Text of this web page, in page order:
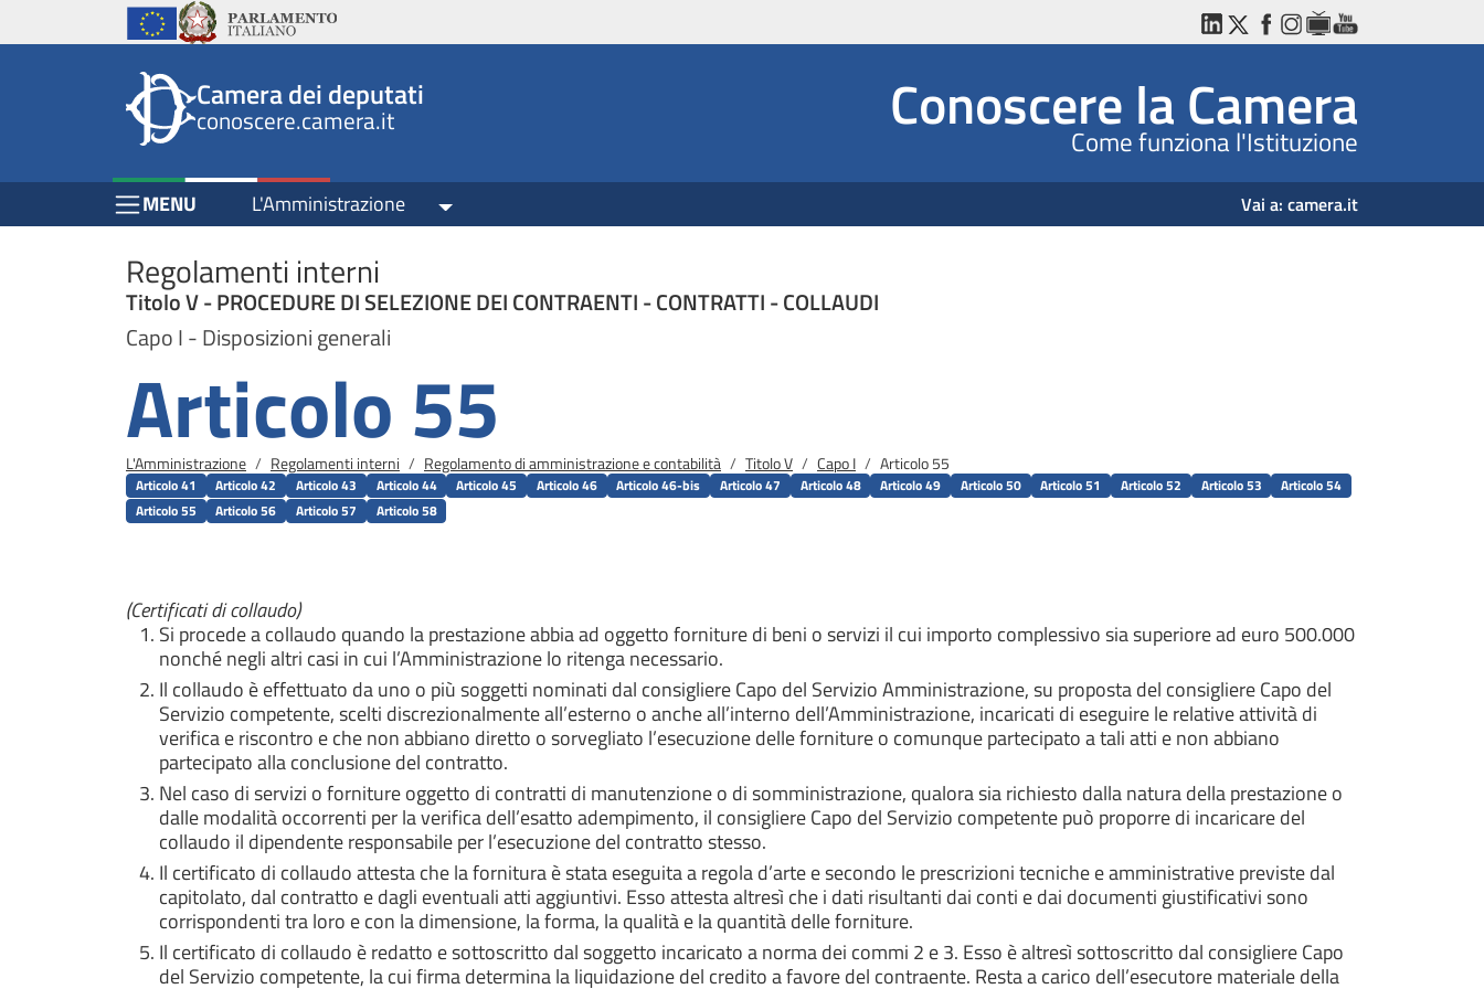
Salta al contenuto principale
Salta al menu di navigazione
top
Istituzioni
Unione EuropeaParlamento Italiano LinkedInTwitterFacebookInstagram
WebTVYouTube
Camera dei deputati
conoscere.camera.it Conoscere la Camera
Come funziona l'Istituzione
Menu Bar block
MENU L'Amministrazione Toggle Dropdown Vai a: camera.it
Regolamenti interni
Titolo V - PROCEDURE DI SELEZIONE DEI CONTRAENTI - CONTRATTI - COLLAUDI
Capo I - Disposizioni generali
Articolo 55
Briciole di pane
L'Amministrazione Regolamenti interni Regolamento di amministrazione e contabilità Titolo V Capo I Articolo 55
Articolo 41 Articolo 42 Articolo 43 Articolo 44 Articolo 45 Articolo 46 Articolo 46-bis Articolo 47 Articolo 48 Articolo 49 Articolo 50 Articolo 51 Articolo 52 Articolo 53
Articolo 54
Articolo 55
Articolo 56 Articolo 57 Articolo 58
(Certificati di collaudo)
Si procede a collaudo quando la prestazione abbia ad oggetto forniture di beni o servizi il cui importo complessivo sia superiore ad euro 500.000
nonché negli altri casi in cui l’Amministrazione lo ritenga necessario.
Il collaudo è effettuato da uno o più soggetti nominati dal consigliere Capo del Servizio Amministrazione, su proposta del consigliere Capo del
Servizio competente, scelti discrezionalmente all’esterno o anche all’interno dell’Amministrazione, incaricati di eseguire le relative attività di
verifica e riscontro e che non abbiano diretto o sorvegliato l’esecuzione delle forniture o comunque partecipato a tali atti e non abbiano
partecipato alla conclusione del contratto.
Nel caso di servizi o forniture oggetto di contratti di manutenzione o di somministrazione, qualora sia richiesto dalla natura della prestazione o
dalle modalità occorrenti per la verifica dell’esatto adempimento, il consigliere Capo del Servizio competente può proporre di incaricare del
collaudo il dipendente responsabile per l’esecuzione del contratto stesso.
Il certificato di collaudo attesta che la fornitura è stata eseguita a regola d’arte e secondo le prescrizioni tecniche e amministrative previste dal
capitolato, dal contratto e dagli eventuali atti aggiuntivi. Esso attesta altresì che i dati risultanti dai conti e dai documenti giustificativi sono
corrispondenti tra loro e con la dimensione, la forma, la qualità e la quantità delle forniture.
Il certificato di collaudo è redatto e sottoscritto dal soggetto incaricato a norma dei commi 2 e 3. Esso è altresì sottoscritto dal consigliere Capo
del Servizio competente, la cui firma determina la liquidazione del credito a favore del contraente. Resta a carico dell’esecutore materiale della
Salta al contenuto principale
Salta al menu di navigazione
Vai a inizio pagina